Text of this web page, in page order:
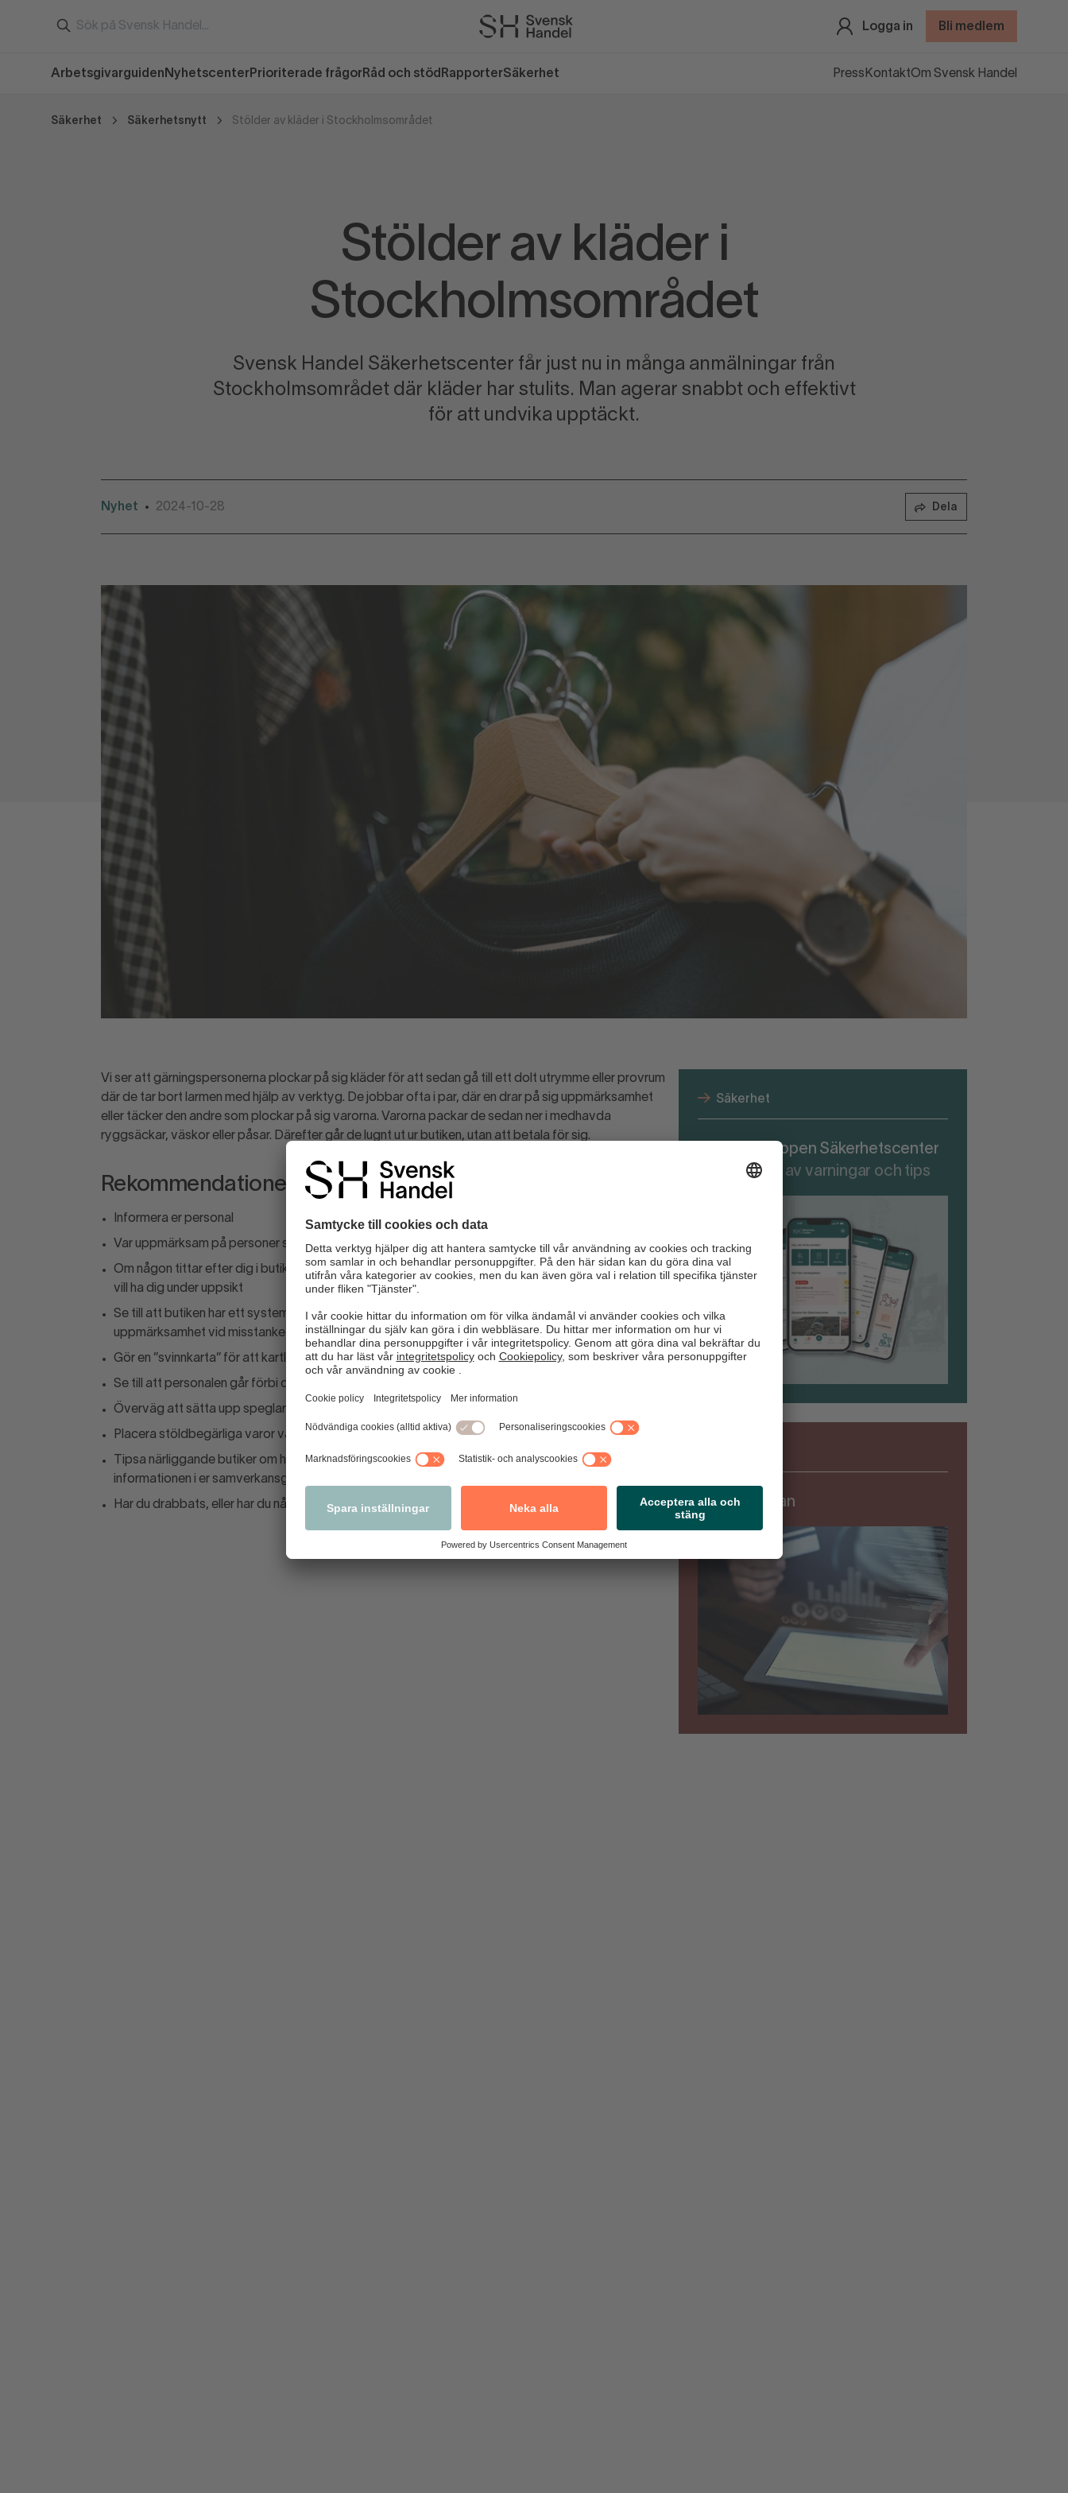
Logga in Bli medlem
Arbetsgivarguiden Nyhetscenter Prioriterade frågor Råd och stöd RapporterSäkerhet Press KontaktOm Svensk Handel
Säkerhet Säkerhetsnytt Stölder av kläder i Stockholmsområdet
Stölder av kläder i
Stockholmsområdet
Svensk Handel Säkerhetscenter får just nu in många anmälningar från
Stockholmsområdet där kläder har stulits. Man agerar snabbt och effektivt
för att undvika upptäckt.
Nyhet • 2024-10-28 Dela
Vi ser att gärningspersonerna plockar på sig kläder för att sedan gå till ett dolt utrymme eller provrum
där de tar bort larmen med hjälp av verktyg. De jobbar ofta i par, där en drar på sig uppmärksamhet
eller täcker den andre som plockar på sig varorna. Varorna packar de sedan ner i medhavda
ryggsäckar, väskor eller påsar. Därefter går de lugnt ut ur butiken, utan att betala för sig.
Rekommendationer
Informera er personal
Var uppmärksam på personer som går runt med ryggsäckar i butiken
Om någon tittar efter dig i butiken, gå dit. Det är antingen en kund som behöver hjälp eller en tjuv som
vill ha dig under uppsikt
Se till att butiken har ett system eller rutin för hur personalen ska kunna påkalla varandras
uppmärksamhet vid misstanke om stöld
Gör en ”svinnkarta” för att kartlägga stölderna
Se till att personalen går förbi de ”hotspots” som svinnkartan visar
Överväg att sätta upp speglar eller kameror vid dolda utrymmen
Placera stöldbegärliga varor väl synliga så att personalen har varorna under uppsikt.
Tipsa närliggande butiker om händelser som ni råkat ut för, enklast är att anmäla i appen och dela
informationen i er samverkansgrupp.
Har du drabbats, eller har du något tips? Anmäl via appen!
Säkerhet
Ladda ner appen Säkerhetscenter
för att ta del av varningar och tips
Varningslistan